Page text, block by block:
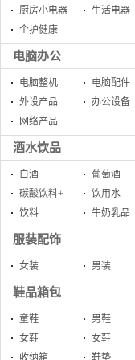
厨房小电器
生活电器
个护健康
电脑办公
电脑整机
电脑配件
外设产品
办公设备
网络产品
酒水饮品
白酒
葡萄酒
碳酸饮料+
饮用水
饮料
牛奶乳品
服装配饰
女装 男装
鞋品箱包
童鞋
男鞋
女鞋
女鞋
收纳箱
鞋垫